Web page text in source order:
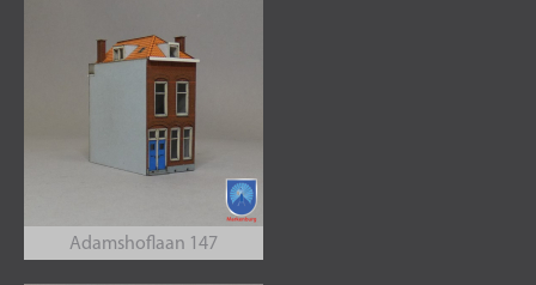
Adamshoflaan 147